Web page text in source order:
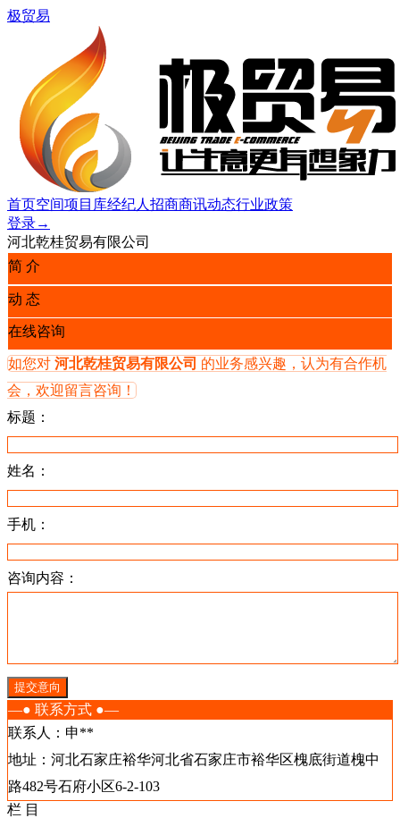
极贸易
首页空间项目库经纪人 招商商讯动态行业政策
登录→
河北乾桂贸易有限公司
简 介
动 态
在线咨询
如您对 河北乾桂贸易有限公司 的业务感兴趣，认为有合作机
会，欢迎留言咨询！
标题：
姓名：
手机：
咨询内容：
提交意向
—● 联系方式 ●—
联系人：申**
地址：河北石家庄裕华河北省石家庄市裕华区槐底街道槐中
路482号石府小区6-2-103
栏 目